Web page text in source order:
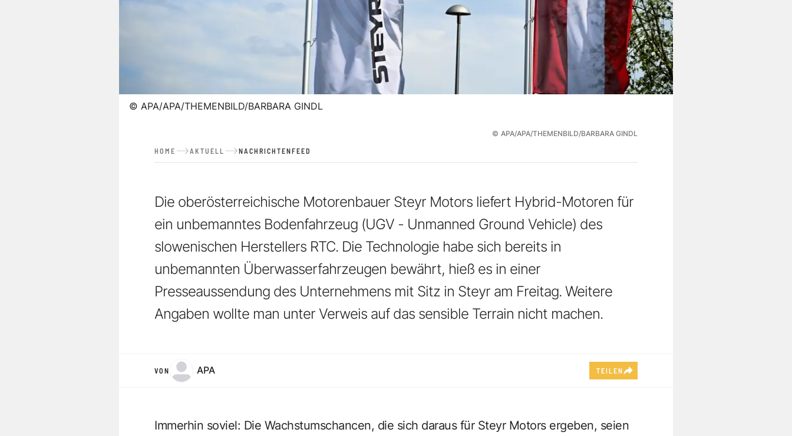
© APA/APA/THEMENBILD/BARBARA GINDL
© APA/APA/THEMENBILD/BARBARA GINDL
HOME AKTUELL NACHRICHTENFEED
Die oberösterreichische Motorenbauer Steyr Motors liefert Hybrid-Motoren für
ein unbemanntes Bodenfahrzeug (UGV - Unmanned Ground Vehicle) des
slowenischen Herstellers RTC. Die Technologie habe sich bereits in
unbemannten Überwasserfahrzeugen bewährt, hieß es in einer
Presseaussendung des Unternehmens mit Sitz in Steyr am Freitag. Weitere
Angaben wollte man unter Verweis auf das sensible Terrain nicht machen.
VON APA TEILEN
Immerhin soviel: Die Wachstumschancen, die sich daraus für Steyr Motors ergeben, seien